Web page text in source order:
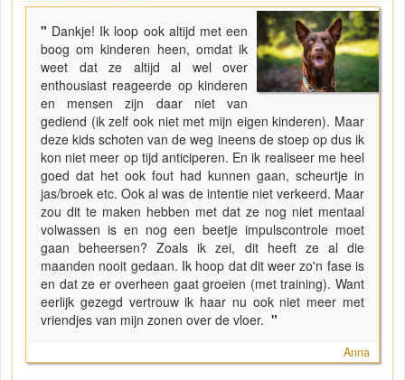
" Dankje! Ik loop ook altijd met een
boog om kinderen heen, omdat ik
weet dat ze altijd al wel over
enthousiast reageerde op kinderen
en mensen zijn daar niet van
gediend (ik zelf ook niet met mijn eigen kinderen). Maar
deze kids schoten van de weg ineens de stoep op dus ik
kon niet meer op tijd anticiperen. En ik realiseer me heel
goed dat het ook fout had kunnen gaan, scheurtje in
jas/broek etc. Ook al was de intentie niet verkeerd. Maar
zou dit te maken hebben met dat ze nog niet mentaal
volwassen is en nog een beetje impulscontrole moet
gaan beheersen? Zoals ik zei, dit heeft ze al die
maanden nooit gedaan. Ik hoop dat dit weer zo'n fase is
en dat ze er overheen gaat groeien (met training). Want
eerlijk gezegd vertrouw ik haar nu ook niet meer met
vriendjes van mijn zonen over de vloer. "
Anna